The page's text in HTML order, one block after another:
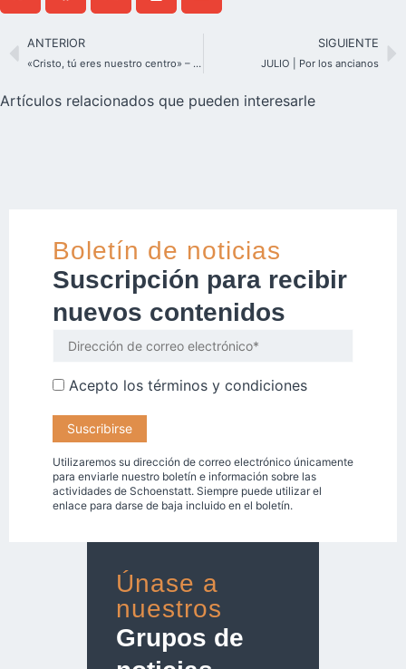
ANTERIOR
«Cristo, tú eres nuestro centro» – ¡Finalmente una fiesta de Corpus Christi «real» en el monte Schönstatt!
SIGUIENTE
JULIO | Por los ancianos
Artículos relacionados que pueden interesarle
Boletín de noticias
Suscripción para recibir
nuevos contenidos
Acepto los términos y condiciones
Utilizaremos su dirección de correo electrónico únicamente
para enviarle nuestro boletín e información sobre las
actividades de Schoenstatt. Siempre puede utilizar el
enlace para darse de baja incluido en el boletín.
Únase a
nuestros
Grupos de